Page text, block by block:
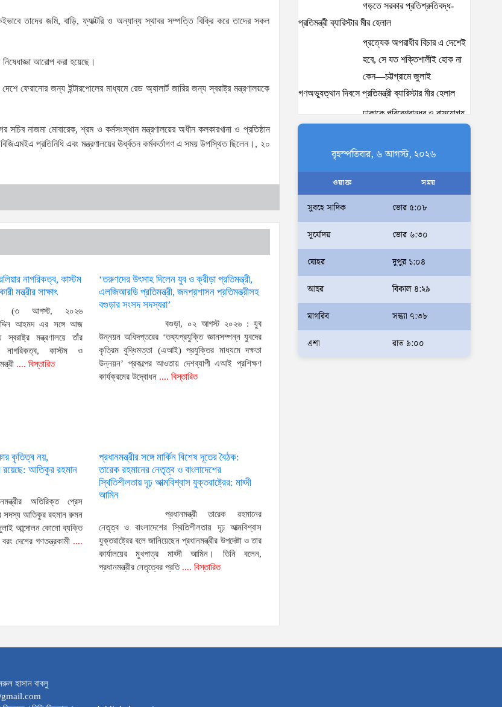
তাদের জমি, বাড়ি, ফ্যাক্টরি ও অন্যান্য স্থাবর সম্পত্তি বিক্রি করে তাদের সকল
আরোপ করা হয়েছে।
ফেরানোর জন্য ইন্টারপোলের মাধ্যমে রেড অ্যালার্ট জারির জন্য স্বরাষ্ট্র মন্ত্রণালয়কে
নাজমা মোবারেক, শ্রম ও কর্মসংস্থান মন্ত্রণালয়ের অধীন কলকারখানা ও প্রতিষ্ঠান
প্রতিনিধি এবং মন্ত্রণালয়ের ঊর্ধ্বতন কর্মকর্তাগণ এ সময় উপস্থিত ছিলেন।, ২০
নাগরিকত্ব, কাস্টম
মন্ত্রীর সাক্ষাৎ
(৩ আগস্ট, ২০২৬
আহমদ এর সঙ্গে আজ
স্বরাষ্ট্র মন্ত্রণালয়ে তাঁর
নাগরিকত্ব, কাস্টম ও
.... বিস্তারিত
‘তরুণদের উৎসাহ দিলেন যুব ও ক্রীড়া প্রতিমন্ত্রী,
এলজিআরডি প্রতিমন্ত্রী, জনপ্রশাসন প্রতিমন্ত্রীসহ
বগুড়ার সংসদ সদস্যরা’
বগুড়া, ০২ আগস্ট ২০২৬ : যুব
উন্নয়ন অধিদপ্তরের ‘তথ্যপ্রযুক্তি জ্ঞানসম্পন্ন যুবদের
কৃত্রিম বুদ্ধিমত্তা (এআই) প্রযুক্তির মাধ্যমে দক্ষতা
উন্নয়ন’ প্রকল্পের আওতায় দেশব্যাপী এআই প্রশিক্ষণ
কার্যক্রমের উদ্বোধন.... বিস্তারিত
কৃতিত্ব নয়,
রয়েছে: আতিকুর রহমান
অতিরিক্ত প্রেস
সদস্য আতিকুর রহমান রুমন
আন্দোলন কোনো ব্যক্তি
দেশের গণতন্ত্রকামী ....
প্রধানমন্ত্রীর সঙ্গে মার্কিন বিশেষ দূতের বৈঠক:
তারেক রহমানের নেতৃত্ব ও বাংলাদেশের
স্থিতিশীলতায় দৃঢ় আত্মবিশ্বাস যুক্তরাষ্ট্রের: মাহ্দী
আমিন
প্রধানমন্ত্রী তারেক রহমানের
নেতৃত্ব ও বাংলাদেশের স্থিতিশীলতায় দৃঢ় আত্মবিশ্বাস
যুক্তরাষ্ট্রের বলে জানিয়েছেন প্রধানমন্ত্রীর উপদেষ্টা ও তার
কার্যালয়ের মুখপাত্র মাহ্দী আমিন। তিনি বলেন,
প্রধানমন্ত্রীর নেতৃত্বের প্রতি.... বিস্তারিত
গড়তে সরকার প্রতিশ্রুতিবদ্ধ-
প্রতিমন্ত্রী ব্যারিস্টার মীর হেলাল
প্রত্যেক অপরাধীর বিচার এ দেশেই
হবে, সে যত শক্তিশালীই হোক না
কেন—চট্টগ্রামে জুলাই
গণঅভ্যুত্থান দিবসে প্রতিমন্ত্রী ব্যারিস্টার মীর হেলাল
ঢাকাকে পরিবেশবান্ধব ও বাসযোগ্য
নাগরিকদের দায়িত্বশীল ভূমিকা
পালন করতে হবে: স্থানীয় সরকার প্রতিমন্ত্রী মীর শাহে
ব্যারিস্টার মীর হেলাল
কার্যকর উদ্যোগ নেয়ার আহ্বান
পার্বত্য প্রতিমন্ত্রীর
খুনের মামলায় গ্রেপ্তার তার স্বামী
বৃহস্পতিবার, ৬ আগস্ট, ২০২৬
ওয়াক্ত সময়
সুবহে সাদিক ভোর ৫:০৮
সূর্যোদয় ভোর ৬:৩০
যোহর দুপুর ১:০৪
আছর বিকাল ৪:২৯
মাগরিব সন্ধ্যা ৭:৩৮
এশা রাত ৯:০০
হাসান বাবলু